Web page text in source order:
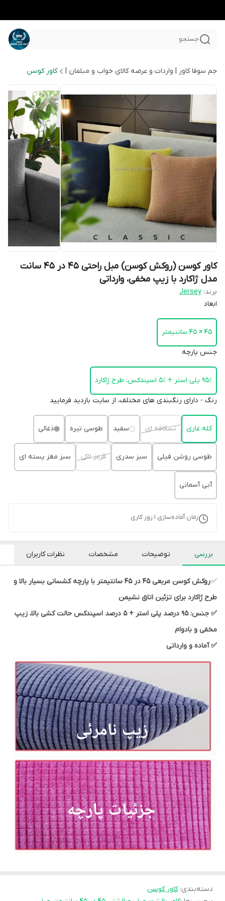
جستجو
جم سوفا کاور | واردات و عرضه کالای خواب و مبلمان | کاور کوسن
کاور کوسن (روکش کوسن) مبل راحتی ۴۵ در ۴۵ سانت
مدل ژاکارد با زیپ مخفی، وارداتی
برند: Jersey
ابعاد
۴۵ × ۴۵ سانتیمتر
جنس پارچه
۹۵٪ پلی استر + ٪۵ اسپندکس، طرح ژاکارد
رنگ - دارای رنگبندی های مختلف، از سایت بازدید فرمایید
کله غازی نسکافه ای سفید طوسی تیره ذغالی
طوسی روشن فیلی سبز سدری قرمز لاکی سبز مغز پسته ای
آبی آسمانی
زمان آماده‌سازی 1 روز کاری
بررسی توضیحات مشخصات نظرات کاربران
✅
​​​​​​روکش کوسن مربعی ۴۵ در ۴۵ سانتیمتر با پارچه کشسانی بسیار بالا و
طرح ژاکارد برای تزئین اتاق نشیمن
✅ جنس: ۹۵ درصد پلی استر + ۵ درصد اسپندکس حالت کشی بالا، زیپ
مخفی و بادوام
✅ آماده و وارداتی
دسته‌بندی:کاور کوسن